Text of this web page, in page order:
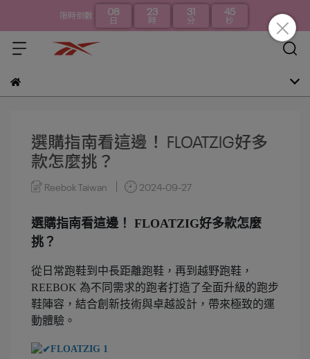
限時倒數 08
日
23
時
31
分
45
秒
選購指南看這邊！ FLOATZIG好多
款怎麼挑？
Reebok Taiwan 2024-09-27
選購指南看這邊！ FLOATZIG好多款怎麼
挑？
從日常跑鞋到中長距離跑鞋，再到越野跑鞋，
REEBOK 為不同需求的跑者打造了全面升級的跑步
鞋陣容，結合創新技術與卓越設計，帶來極致的運
動體驗。
FLOATZIG 1